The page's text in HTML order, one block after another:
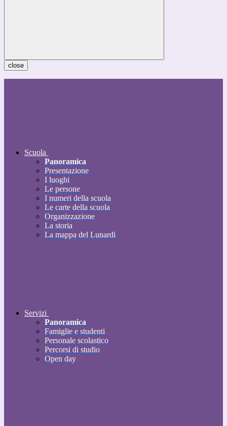
close
Scuola
Panoramica
Presentazione
I luoghi
Le persone
I numeri della scuola
Le carte della scuola
Organizzazione
La storia
La mappa del Lunardi
Servizi
Panoramica
Famiglie e studenti
Personale scolastico
Percorsi di studio
Open day